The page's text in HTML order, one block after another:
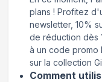
plans ! Profitez
newsletter, 10%
de réduction dès
à un code promo
sur la collection
Comment